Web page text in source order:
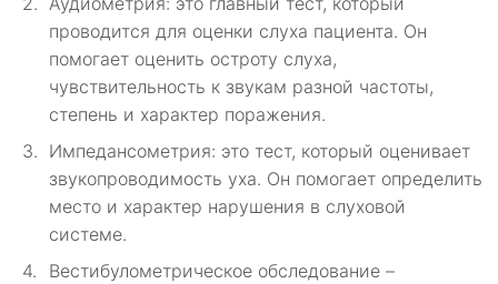
проводится для оценки слуха пациента. Он
помогает оценить остроту слуха,
чувствительность к звукам разной частоты,
степень и характер поражения.
Импедансометрия: это тест, который оценивает
звукопроводимость уха. Он помогает определить
место и характер нарушения в слуховой
системе.
Вестибулометрическое обследование –